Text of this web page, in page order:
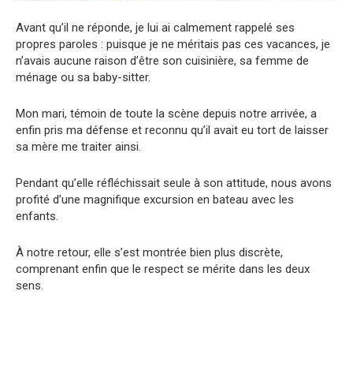
Avant qu’il ne réponde, je lui ai calmement rappelé ses
propres paroles : puisque je ne méritais pas ces vacances, je
n’avais aucune raison d’être son cuisinière, sa femme de
ménage ou sa baby-sitter.
Mon mari, témoin de toute la scène depuis notre arrivée, a
enfin pris ma défense et reconnu qu’il avait eu tort de laisser
sa mère me traiter ainsi.
Pendant qu’elle réfléchissait seule à son attitude, nous avons
profité d’une magnifique excursion en bateau avec les
enfants.
À notre retour, elle s’est montrée bien plus discrète,
comprenant enfin que le respect se mérite dans les deux
sens.